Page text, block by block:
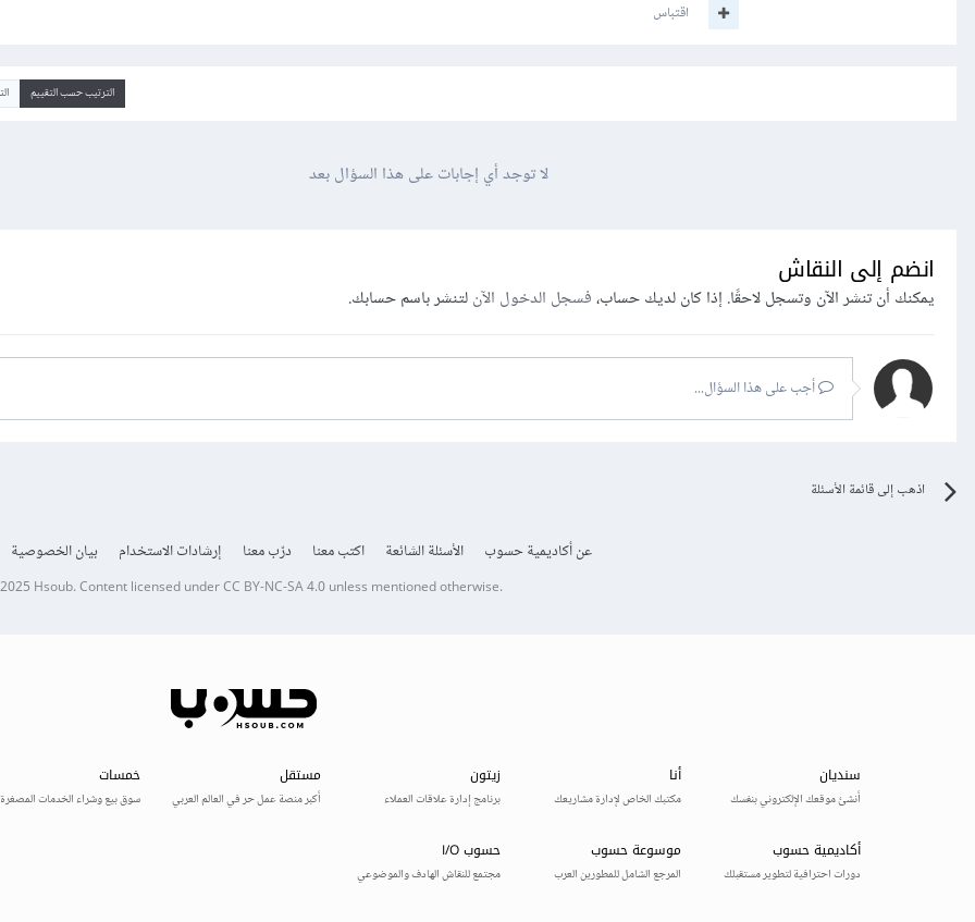
اقتباس
الترتيب حسب التقييم
لا توجد أي إجابات على هذا السؤال بعد
انضم إلى النقاش
يمكنك أن تنشر الآن وتسجل لاحقًا. إذا كان لديك حساب،فسجل الدخول الآنلتنشر باسم حسابك.
أجب على هذا السؤال...
اذهب إلى قائمة الأسئلة
عن أكاديمية حسوب الأسئلة الشائعة اكتب معنا درّب معنا إرشادات الاستخدام بيان الخصوصية
Hsoub.Content licensed underCC BY-NC-SA 4.0unless mentioned otherwise.